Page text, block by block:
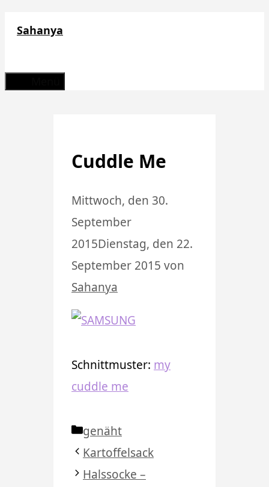
Sahanya
Cuddle Me
Mittwoch, den 30.
September
2015Dienstag, den 22.
September 2015 von
Sahanya
Schnittmuster: my
cuddle me
Kategorien
genäht
Kartoffelsack
Halssocke –